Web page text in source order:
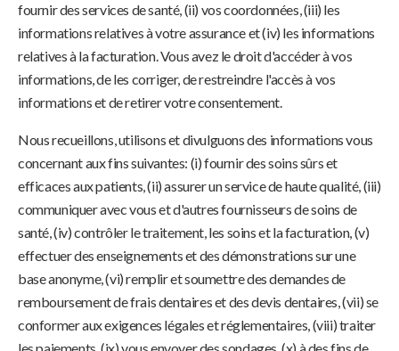
fournir des services de santé, (ii) vos coordonnées, (iii) les
informations relatives à votre assurance et (iv) les informations
relatives à la facturation. Vous avez le droit d'accéder à vos
informations, de les corriger, de restreindre l'accès à vos
informations et de retirer votre consentement.
Nous recueillons, utilisons et divulguons des informations vous
concernant aux fins suivantes: (i) fournir des soins sûrs et
efficaces aux patients, (ii) assurer un service de haute qualité, (iii)
communiquer avec vous et d'autres fournisseurs de soins de
santé, (iv) contrôler le traitement, les soins et la facturation, (v)
effectuer des enseignements et des démonstrations sur une
base anonyme, (vi) remplir et soumettre des demandes de
remboursement de frais dentaires et des devis dentaires, (vii) se
conformer aux exigences légales et réglementaires, (viii) traiter